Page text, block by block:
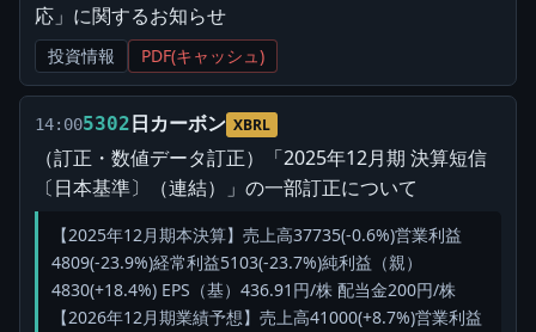
応」に関するお知らせ
投資情報 PDF(キャッシュ)
14:005302日カーボン XBRL
（訂正・数値データ訂正）「2025年12月期 決算短信
〔日本基準〕（連結）」の一部訂正について
【2025年12月期本決算】売上高37735(-0.6%)営業利益
4809(-23.9%)経常利益5103(-23.7%)純利益（親）
4830(+18.4%) EPS（基）436.91円/株 配当金200円/株
【2026年12月期業績予想】売上高41000(+8.7%)営業利益